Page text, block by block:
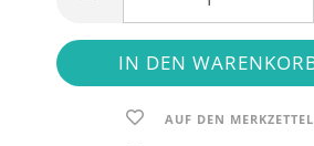
AUF DEN MERKZETTEL